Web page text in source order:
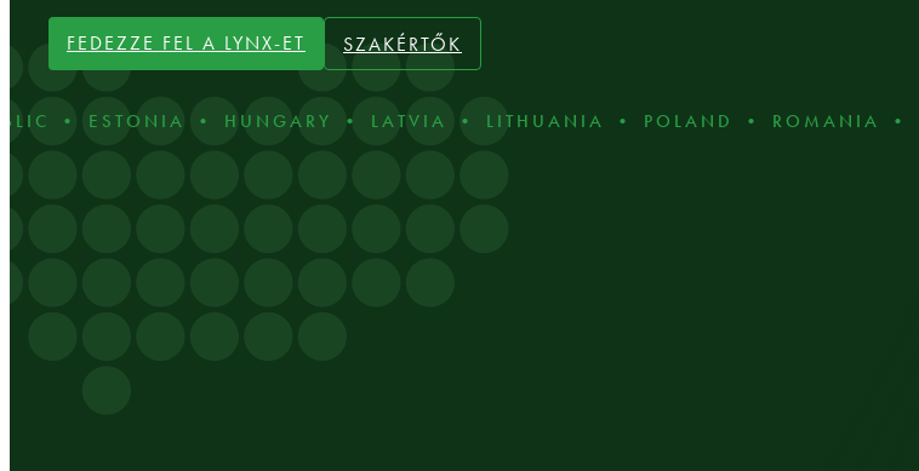
FEDEZZE FEL A LYNX-ET SZAKÉRTŐK
• ESTONIA • HUNGARY • LATVIA • LITHUANIA • POLAND • ROMANIA •